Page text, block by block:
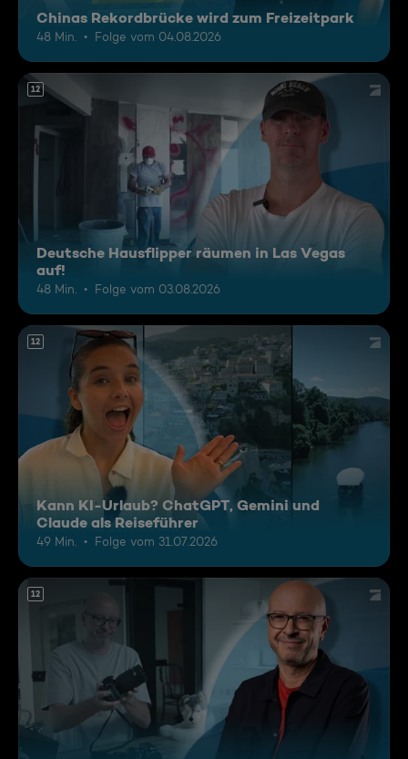
Chinas Rekordbrücke wird zum Freizeitpark
48 Min. Folge vom 04.08.2026
12
Deutsche Hausflipper räumen in Las Vegas
auf!
48 Min. Folge vom 03.08.2026
12
Kann KI-Urlaub? ChatGPT, Gemini und
Claude als Reiseführer
49 Min. Folge vom 31.07.2026
12